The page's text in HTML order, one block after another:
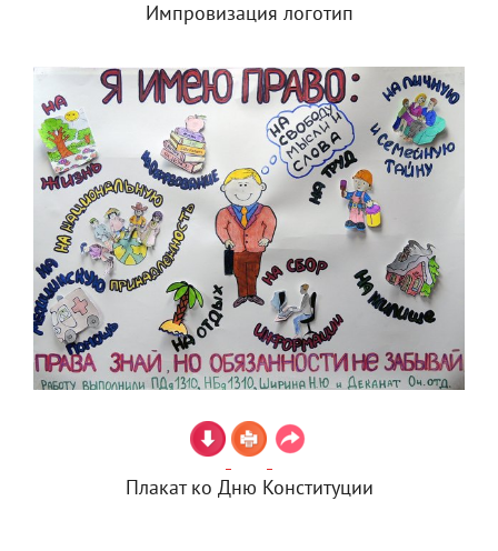
Импровизация логотип
Плакат ко Дню Конституции